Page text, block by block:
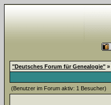
"Deutsches Forum für Genealogie" »
(Benutzer im Forum aktiv: 1 Besucher)